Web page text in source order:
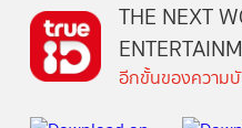
THE NEXT
อีกขั้นของความ